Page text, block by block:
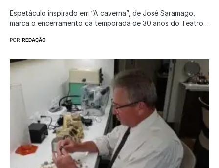
Espetáculo inspirado em “A caverna”, de José Saramago,
marca o encerramento da temporada de 30 anos do Teatro…
POR REDAÇÃO